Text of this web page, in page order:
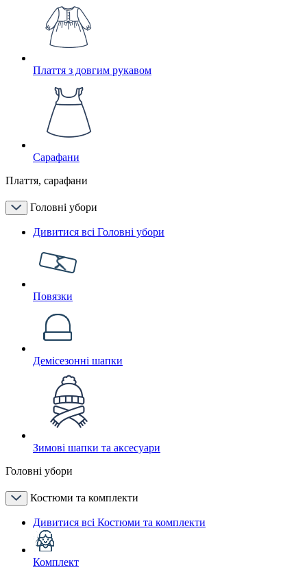
Плаття з довгим рукавом
Сарафани
Плаття, сарафани
Головні убори
Дивитися всі Головні убори
Повязки
Демісезонні шапки
Зимові шапки та аксесуари
Головні убори
Костюми та комплекти
Дивитися всі Костюми та комплекти
Комплект